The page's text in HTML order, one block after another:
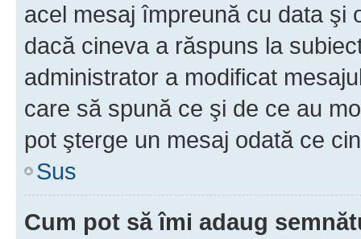
acel mesaj împreună cu data şi
dacă cineva a răspuns la
administrator a modificat
care să spună ce şi de ce au
pot şterge un mesaj odată ce
Sus
Cum pot să îmi adaug